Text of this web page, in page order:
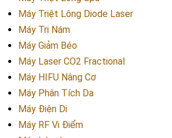
Máy Triệt Lông Diode Laser
Máy Trị Nám
Máy Giảm Béo
Máy Laser CO2 Fractional
Máy HIFU Nâng Cơ
Máy Phân Tích Da
Máy Điện Di
Máy RF Vi Điểm